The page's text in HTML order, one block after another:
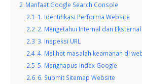
2 Manfaat Google Search Console
2.1 1. Identifikasi Performa Website
2.2 2. Mengetahui Internal dan Eksternal
2.3 3. Inspeksi URL
2.4 4. Melihat masalah keamanan di
2.5 5. Menghapus Index Google
2.6 6. Submit Sitemap Website